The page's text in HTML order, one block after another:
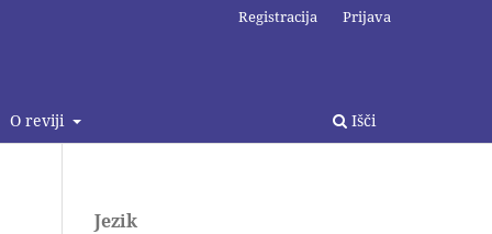
O reviji Išči
Registracija Prijava
Jezik